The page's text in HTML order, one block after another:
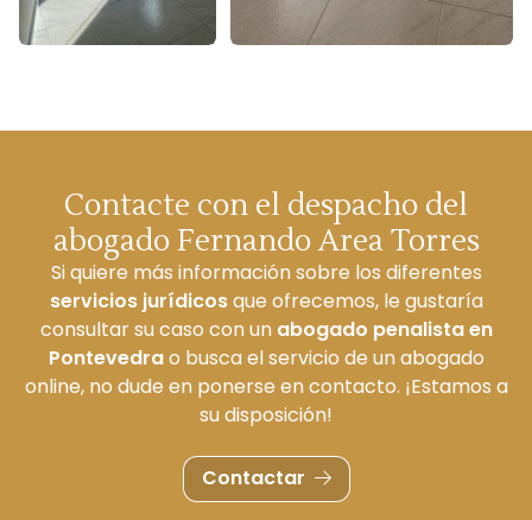
Contacte con el despacho del
abogado Fernando Area Torres
Si quiere más información sobre los diferentes
servicios jurídicosque ofrecemos, le gustaría
consultar su caso con un abogado penalista en
Pontevedrao busca el servicio de un abogado
online, no dude en ponerse en contacto. ¡Estamos a
su disposición!
Contactar